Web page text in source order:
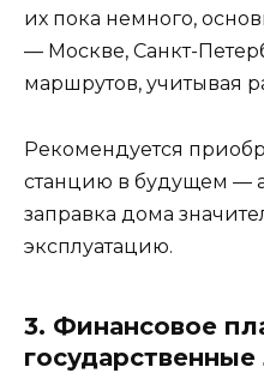
их пока немного,
— Москве, Санкт-
маршрутов, учитывая
Рекомендуется
станцию в будущем —
заправка дома
эксплуатацию.
3. Финансовое
государственные